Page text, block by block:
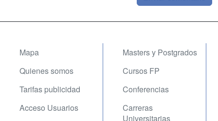
Mapa
Quienes somos
Tarifas publicidad
Acceso Usuarios
Masters y Postgrados
Cursos FP
Conferencias
Carreras
Universitarias